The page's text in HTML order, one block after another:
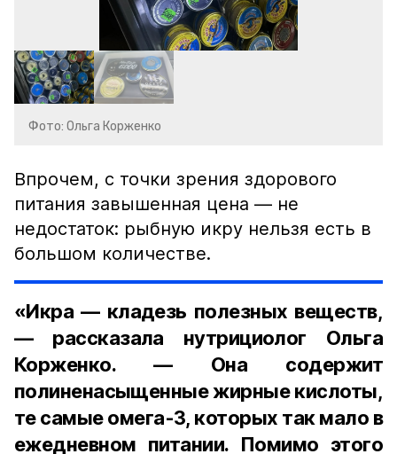
Фото: Ольга Корженко
Впрочем, с точки зрения здорового
питания завышенная цена — не
недостаток: рыбную икру нельзя есть в
большом количестве.
«Икра — кладезь полезных веществ,
— рассказала нутрициолог Ольга
Корженко. — Она содержит
полиненасыщенные жирные кислоты,
те самые омега-3, которых так мало в
ежедневном питании. Помимо этого